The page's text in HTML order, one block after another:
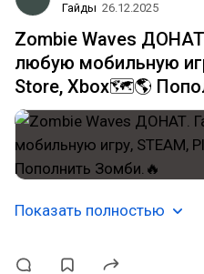
Гайды 26.12.2025
Zombie Waves
любую мобильную
Store, Xbox🗺️🌎
Показать полностью